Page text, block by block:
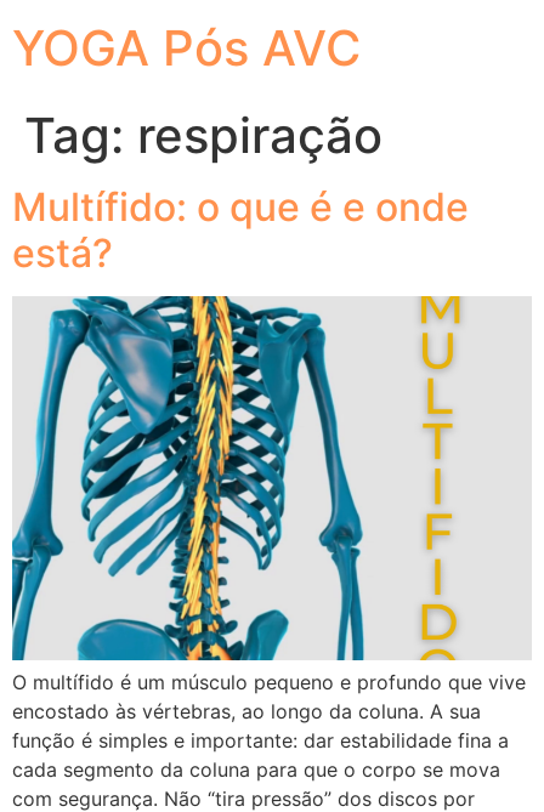
YOGA Pós AVC
Tag: respiração
Multífido: o que é e onde
está?
O multífido é um músculo pequeno e profundo que vive
encostado às vértebras, ao longo da coluna. A sua
função é simples e importante: dar estabilidade fina a
cada segmento da coluna para que o corpo se mova
com segurança. Não “tira pressão” dos discos por